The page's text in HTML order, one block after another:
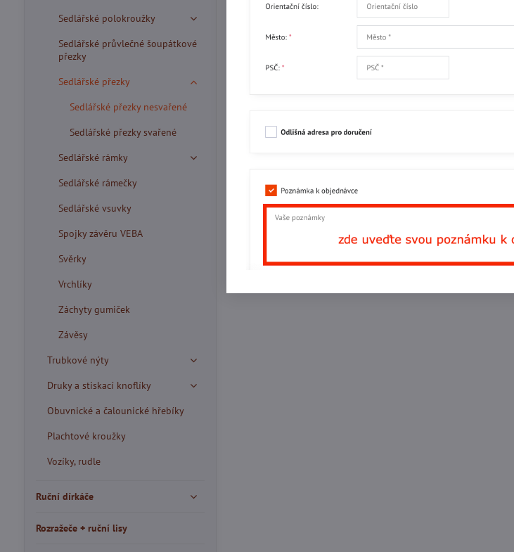
Sedlářské polokroužky
Sedlářské průvlečné šoupátkové
přezky
Sedlářské přezky
Sedlářské přezky nesvařené
Sedlářské přezky svařené
Sedlářské rámky
Sedlářské rámečky
Sedlářské vsuvky
Spojky závěru VEBA
Svěrky
Vrchlíky
Záchyty gumiček
Závěsy
Trubkové nýty
Druky a stiskací knoflíky
Obuvnické a čalounické hřebíky
Plachtové kroužky
Vozíky, rudle
Ruční dírkáče
Rozražeče + ruční lisy